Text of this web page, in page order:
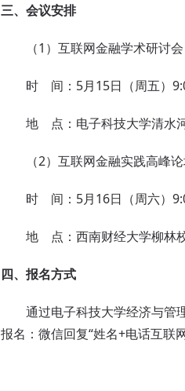
三、会议安排
（1）互联网金融学术研讨会
时 间：5月15日（周五）
地 点：电子科技大学清水河
（2）互联网金融实践高峰
时 间：5月16日（周六）
地 点：西南财经大学柳林
四、报名方式
通过电子科技大学经济与管理
报名：微信回复“姓名+电话互联